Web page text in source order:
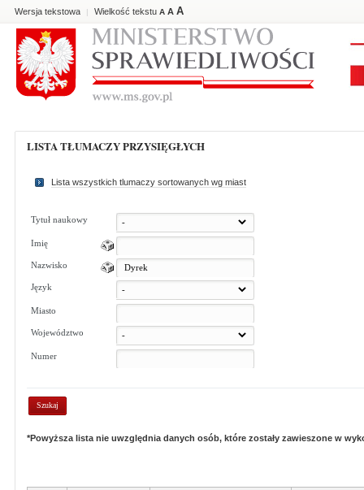
Wersja tekstowa | Wielkość tekstu A A A
LISTA TŁUMACZY PRZYSIĘGŁYCH
Lista wszystkich tlumaczy sortowanych wg miast
Tytuł naukowy
Imię
Nazwisko
Język
Miasto
Województwo
Numer
*Powyższa lista nie uwzględnia danych osób, które zostały zawieszone w